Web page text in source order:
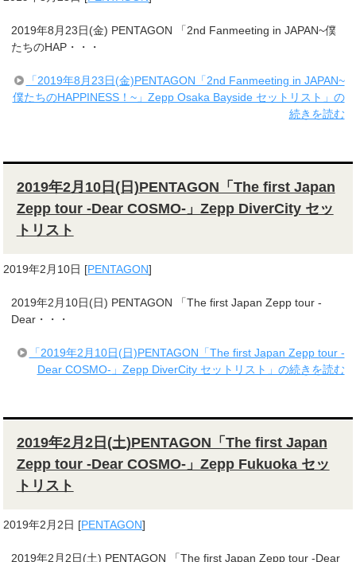
2019年8月23日(金) PENTAGON 「2nd Fanmeeting in JAPAN~僕
たちのHAP・・・
「2019年8月23日(金)PENTAGON「2nd Fanmeeting in JAPAN~
僕たちのHAPPINESS！~」Zepp Osaka Bayside セットリスト」の
続きを読む
2019年2月10日(日)PENTAGON「The first Japan
Zepp tour -Dear COSMO-」Zepp DiverCity セッ
トリスト
2019年2月10日 [PENTAGON]
2019年2月10日(日) PENTAGON 「The first Japan Zepp tour -
Dear・・・
「2019年2月10日(日)PENTAGON「The first Japan Zepp tour -
Dear COSMO-」Zepp DiverCity セットリスト」の続きを読む
2019年2月2日(土)PENTAGON「The first Japan
Zepp tour -Dear COSMO-」Zepp Fukuoka セッ
トリスト
2019年2月2日 [PENTAGON]
2019年2月2日(土) PENTAGON 「The first Japan Zepp tour -Dear